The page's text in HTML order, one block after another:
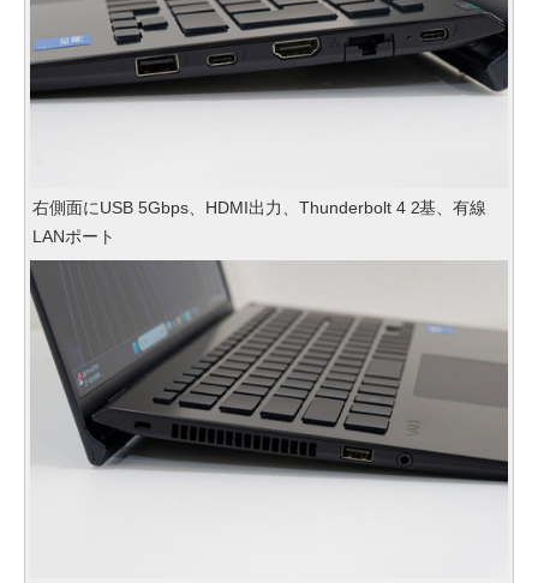
右側面にUSB 5Gbps、HDMI出力、Thunderbolt 4 2基、有線
LANポート